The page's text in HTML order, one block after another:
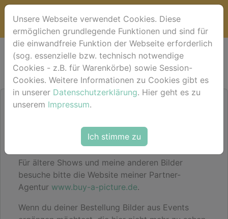
Bildershop
Hier im Shop findest du für das aktuelle Event
(alternativ einfach mal im Suchfeld den
Pferdenamen eingeben).
Für ältere Shows und meine anderen Bilder
besuche bitte die Website meiner Partner-
Agentur www.buy-a-picture.de.
Wenn du deiner Bestellung Bilder aus Events
Unsere Webseite verwendet Cookies. Diese
ermöglichen grundlegende Funktionen und sind für
die einwandfreie Funktion der Webseite erforderlich
(sog. essenzielle bzw. technisch notwendige
Cookies - z.B. für Warenkörbe) sowie Session-
Cookies. Weitere Informationen zu Cookies gibt es
in unserer Datenschutzerklärung. Hier geht es zu
unserem Impressum.
Ich stimme zu